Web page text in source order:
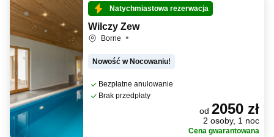
Natychmiastowa rezerwacja
Wilczy Zew
Borne
Nowość w Nocowaniu!
Bezpłatne anulowanie
Brak przedpłaty
od 2050 zł
2 osoby, 1 noc
Cena gwarantowana